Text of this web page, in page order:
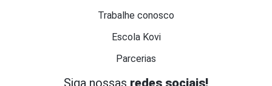
Trabalhe conosco
Escola Kovi
Parcerias
Siga nossas redes sociais!